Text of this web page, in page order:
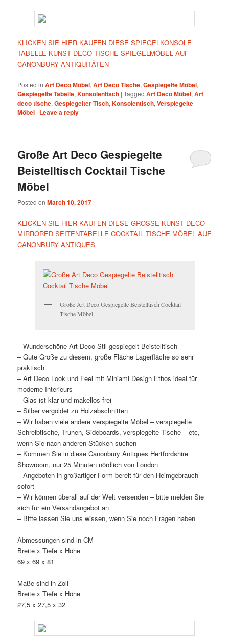
KLICKEN SIE HIER KAUFEN DIESE SPIEGELKONSOLE
TABELLE KUNST DECO TISCHE SPIEGELMÖBEL AUF
CANONBURY ANTIQUITÄTEN
Posted in Art Deco Möbel,Art Deco Tische,Gespiegelte Möbel,
Gespiegelte Tabelle,Konsolentisch |Tagged Art Deco Möbel,Art
deco tische,Gespiegelter Tisch,Konsolentisch,Verspiegelte
Möbel | Leave a reply
Große Art Deco Gespiegelte
Beistelltisch Cocktail Tische
Möbel
Posted onMarch 10, 2017
KLICKEN SIE HIER KAUFEN DIESE GROSSE KUNST DECO
MIRRORED SEITENTABELLE COCKTAIL TISCHE MÖBEL AUF
CANONBURY ANTIQUES
Große Art Deco Gespiegelte Beistelltisch Cocktail
Tische Möbel
– Wunderschöne Art Deco-Stil gespiegelt Beistelltisch
– Gute Größe zu diesem, große Fläche Lagerfläche so sehr
praktisch
– Art Deco Look und Feel mit Miniaml Design Ethos ideal für
moderne Interieurs
– Glas ist klar und makellos frei
– Silber vergoldet zu Holzabschnitten
– Wir haben viele andere verspiegelte Möbel – verspiegelte
Schreibtische, Truhen, Sideboards, verspiegelte Tische – etc,
wenn Sie nach anderen Stücken suchen
– Kommen Sie in diese Canonbury Antiques Hertfordshire
Showroom, nur 25 Minuten nördlich von London
– Angeboten in großartiger Form bereit für den Heimgebrauch
sofort
– Wir können überall auf der Welt versenden – bitte melden Sie
sich für ein Versandangebot an
– Bitte lassen Sie uns wissen, wenn Sie noch Fragen haben
Abmessungen sind in CM
Breite x Tiefe x Höhe
69 x 69 x 81
Maße sind in Zoll
Breite x Tiefe x Höhe
27,5 x 27,5 x 32